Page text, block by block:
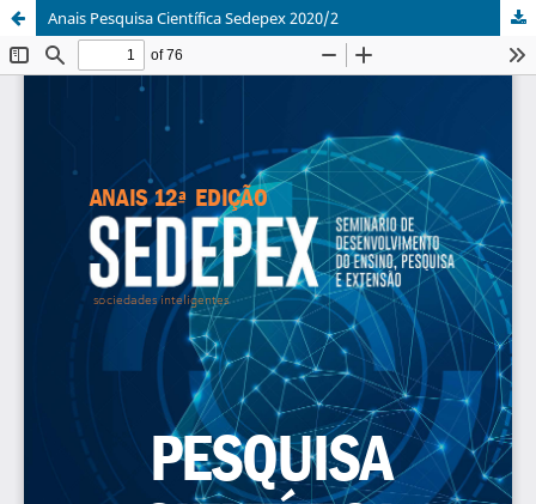
Anais Pesquisa Científica Sedepex 2020/2